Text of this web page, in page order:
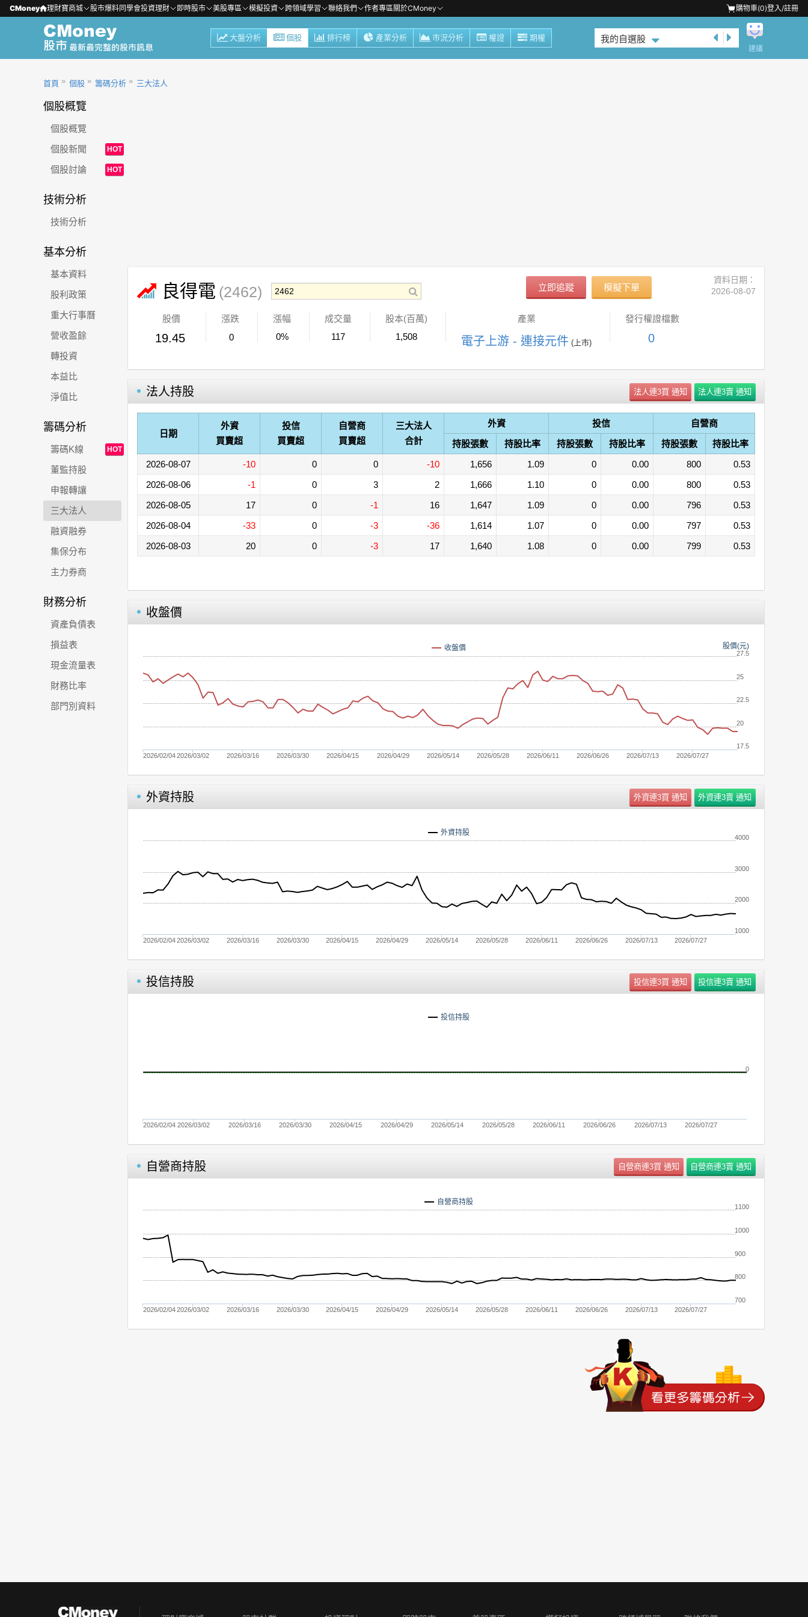
CMoney 理財寶商城 股市爆料同學會投資理財 即時股市 美股專區 模擬投資 跨領域學習 聯絡我們 作者專區關於CMoney 購物車(0)登入/註冊
大盤分析 個股 排行榜 產業分析 市況分析 權證 期權 我的自選股
建議
首頁 個股 籌碼分析 三大法人
個股概覽
個股概覽
個股新聞
HOT
個股討論 HOT
技術分析
技術分析
基本分析
基本資料
股利政策
重大行事曆
營收盈餘
轉投資
本益比
淨值比
籌碼分析
籌碼K線 HOT
董監持股
申報轉讓
三大法人
融資融券
集保分布
主力券商
財務分析
資產負債表
損益表
現金流量表
財務比率
部門別資料
良得電 (2462) 立即追蹤 模擬下單
資料日期：
2026-08-07
股價
19.45
漲跌
0
漲幅
0%
成交量
117
股本(百萬)
1,508
產業
電子上游 - 連接元件 (上市)
發行權證檔數
0
法人持股
日期
外資
買賣超
投信
買賣超
自營商
買賣超
三大法人
合計
外資 投信
自營商
持股張數
持股比率 持股張數 持股比率 持股張數
持股比率
2026-08-07
-10 0 0 -10 1,656 1.09 0 0.00 800
0.53
2026-08-06
-1 0 3 2 1,666 1.10 0 0.00 800
0.53
2026-08-05
17 0 -1 16 1,647 1.09 0 0.00 796
0.53
2026-08-04
-33 0 -3 -36 1,614 1.07 0 0.00 797
0.53
2026-08-03
20 0 -3 17 1,640 1.08 0 0.00 799 0.53
收盤價
股價(元)
收盤價
2026/02/042026/03/02 2026/03/16 2026/03/30 2026/04/15 2026/04/29 2026/05/14 2026/05/28 2026/06/11 2026/06/26 2026/07/13 2026/07/27
17.5
20
22.5
25
27.5
外資持股
外資持股
2026/02/042026/03/02 2026/03/16 2026/03/30 2026/04/15 2026/04/29 2026/05/14 2026/05/28 2026/06/11 2026/06/26 2026/07/13 2026/07/27
1000
2000
3000
4000
投信持股
投信持股
2026/02/04 2026/03/02 2026/03/16 2026/03/30 2026/04/15 2026/04/29 2026/05/14 2026/05/28 2026/06/11 2026/06/26 2026/07/13 2026/07/27
0
自營商持股
自營商持股
2026/02/042026/03/02 2026/03/16 2026/03/30 2026/04/15 2026/04/29 2026/05/14 2026/05/28 2026/06/11 2026/06/26 2026/07/13 2026/07/27
700
800
900
1000
1100